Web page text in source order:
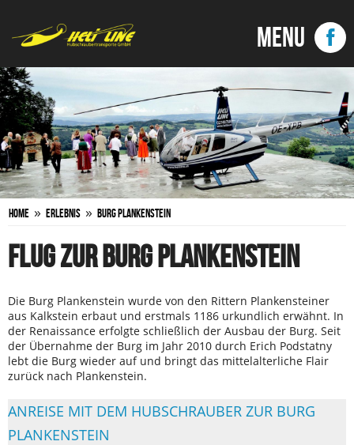
Home » Erlebnis » Burg Plankenstein
FLUG ZUR BURG PLANKENSTEIN
Die Burg Plankenstein wurde von den Rittern Plankensteiner
aus Kalkstein erbaut und erstmals 1186 urkundlich erwähnt. In
der Renaissance erfolgte schließlich der Ausbau der Burg. Seit
der Übernahme der Burg im Jahr 2010 durch Erich Podstatny
lebt die Burg wieder auf und bringt das mittelalterliche Flair
zurück nach Plankenstein.
ANREISE MIT DEM HUBSCHRAUBER ZUR BURG
PLANKENSTEIN